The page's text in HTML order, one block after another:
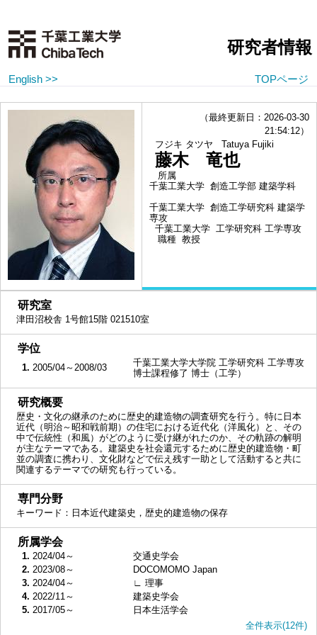
研究者情報
English >> TOPページ
（最終更新日：2026-03-30
21:54:12）
フジキ タツヤ
Tatuya Fujiki
藤木 竜也
所属
千葉工業大学 創造工学部 建築学科
千葉工業大学 創造工学研究科 建築学
専攻
千葉工業大学 工学研究科 工学専攻
職種 教授
研究室
津田沼校舎 1号館15階 021510室
学位
1. 2005/04～2008/03
千葉工業大学大学院 工学研究科 工学専攻
博士課程修了 博士（工学）
研究概要
歴史・文化の継承のために歴史的建造物の調査研究を行う。特に日本
近代（明治～昭和戦前期）の住宅における近代化（洋風化）と、その
中で伝統性（和風）がどのように受け継がれたのか、その軌跡の解明
が主なテーマである。建築史を社会還元するために歴史的建造物・町
並の調査に携わり、文化財などで伝え残す一助として活動すると共に
関連するテーマでの研究も行っている。
専門分野
キーワード：日本近代建築史，歴史的建造物の保存
所属学会
1. 2024/04～
交通史学会
2. 2023/08～
DOCOMOMO Japan
3. 2024/04～
∟ 理事
4. 2022/11～
建築史学会
5. 2017/05～
日本生活学会
全件表示(12件)